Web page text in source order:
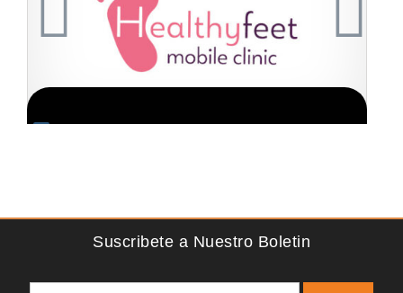
Suscribete a Nuestro Boletin